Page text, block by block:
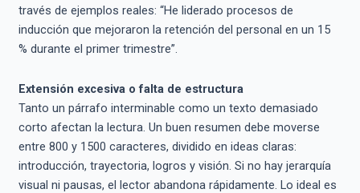
través de ejemplos reales: “He liderado procesos de
inducción que mejoraron la retención del personal en un 15
% durante el primer trimestre”.
Extensión excesiva o falta de estructura
Tanto un párrafo interminable como un texto demasiado
corto afectan la lectura. Un buen resumen debe moverse
entre 800 y 1500 caracteres, dividido en ideas claras:
introducción, trayectoria, logros y visión. Si no hay jerarquía
visual ni pausas, el lector abandona rápidamente. Lo ideal es